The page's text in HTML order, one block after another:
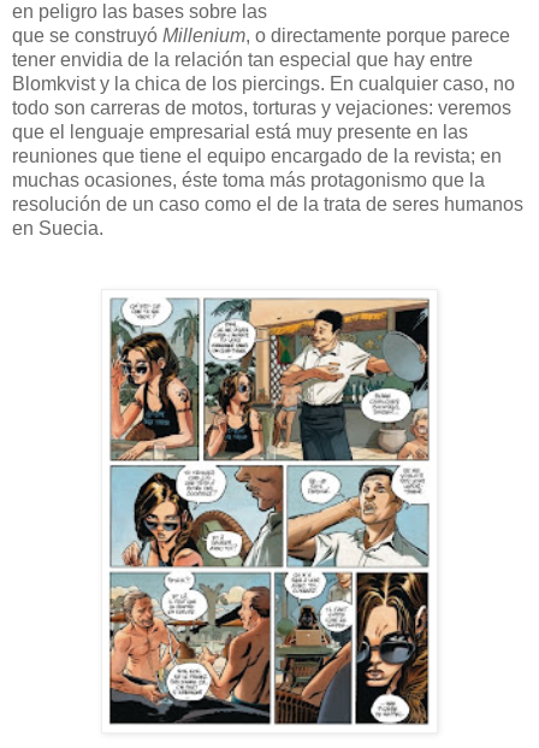
en peligro las bases sobre las
que se construyó Millenium, o directamente porque parece
tener envidia de la relación tan especial que hay entre
Blomkvist y la chica de los piercings. En cualquier caso, no
todo son carreras de motos, torturas y vejaciones: veremos
que el lenguaje empresarial está muy presente en las
reuniones que tiene el equipo encargado de la revista; en
muchas ocasiones, éste toma más protagonismo que la
resolución de un caso como el de la trata de seres humanos
en Suecia.